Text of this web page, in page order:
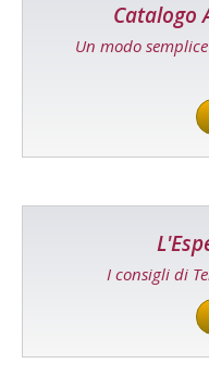
Catalogo
Un modo
I consigli di